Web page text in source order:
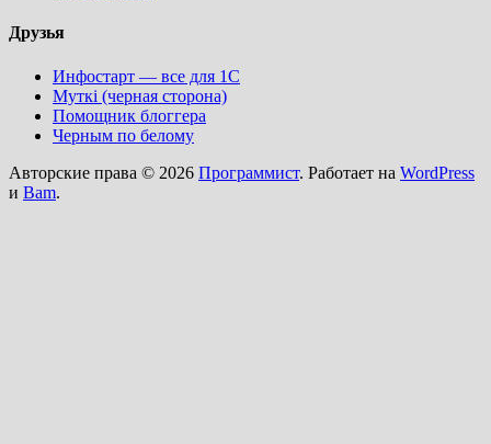
Друзья
Инфостарт — все для 1С
Муткi (черная сторона)
Помощник блоггера
Черным по белому
Авторские права © 2026 Программист. Работает на WordPress
и Bam.